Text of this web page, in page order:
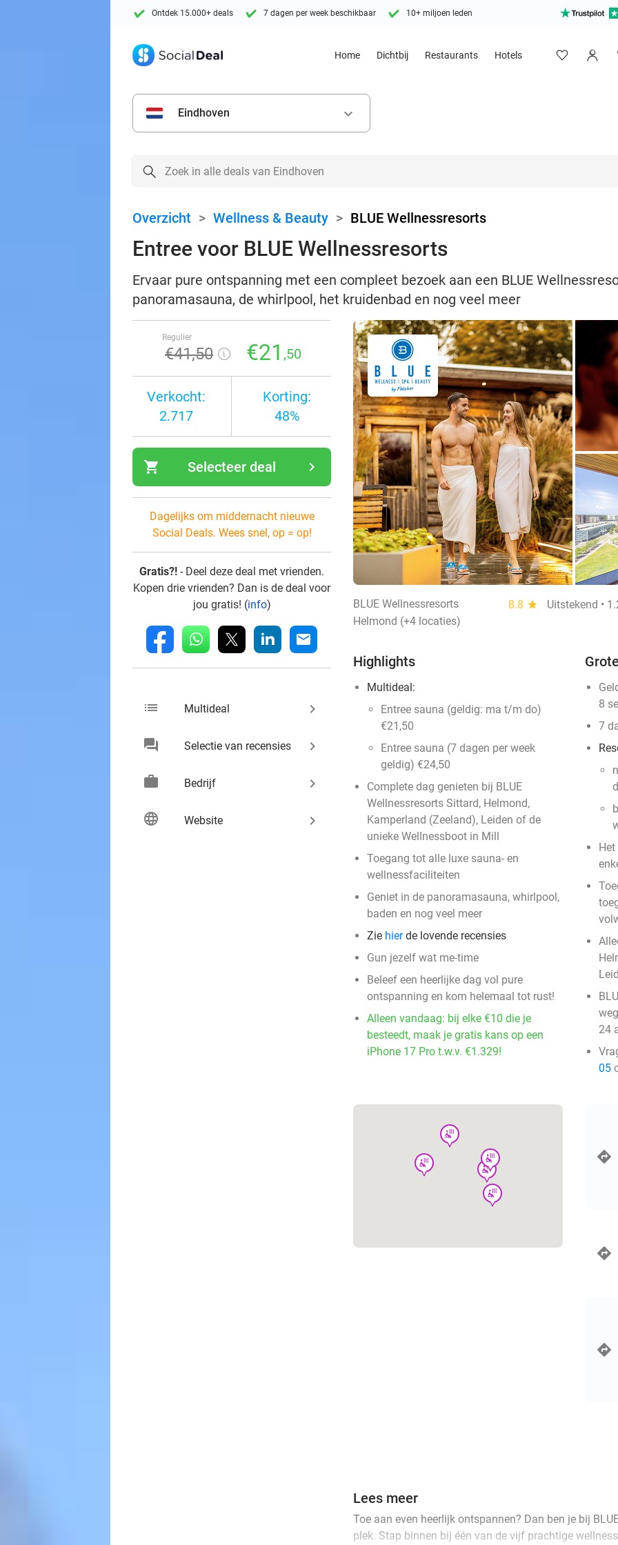
Ontdek 15.000+ deals 7 dagen per week beschikbaar 10+ miljoen leden
Home Dichtbij Restaurants Hotels
Eindhoven keyboard_arrow_down
Overzicht > Wellness & Beauty > BLUE Wellnessresorts
Entree voor BLUE Wellnessresorts
Ervaar pure ontspanning met een compleet bezoek aan een BLUE
panoramasauna, de whirlpool, het kruidenbad en nog veel meer
Regulier
€41,50 €21 ,50
Verkocht:
2.717
Korting:
48%
shopping_cart navigate_next
Selecteer deal
Dagelijks om middernacht nieuwe
Social Deals. Wees snel, op = op!
Gratis?! - Deel deze deal met vrienden.
Kopen drie vrienden? Dan is de deal voor
jou gratis! (info)
fb whatsapp linkedin mail
list Multideal keyboard_arrow_right
chat Selectie van recensies keyboard_arrow_right
work Bedrijf keyboard_arrow_right
language Website keyboard_arrow_right
BLUE Wellnessresorts 8.8 star
Uitstekend •
Helmond (+4 locaties)
Highlights
Multideal:
Entree sauna (geldig: ma t/m do)
€21,50
Entree sauna (7 dagen per week
geldig) €24,50
Complete dag genieten bij BLUE
Wellnessresorts Sittard, Helmond,
Kamperland (Zeeland), Leiden of de
unieke Wellnessboot in Mill
Toegang tot alle luxe sauna- en
wellnessfaciliteiten
Geniet in de panoramasauna, whirlpool,
baden en nog veel meer
Zie hierde lovende recensies
Gun jezelf wat me-time
Beleef een heerlijke dag vol pure
ontspanning en kom helemaal tot rust!
Alleen vandaag: bij elke €10 die je
besteedt, maak je gratis kans op een
iPhone 17 Pro t.w.v. €1.329!
8
7
24
05
wellness
wellness
wellness
wellness
wellness
Lees meer
Toe aan even heerlijk ontspannen? Dan ben je bij
plek. Stap binnen bij één van de vijf prachtige